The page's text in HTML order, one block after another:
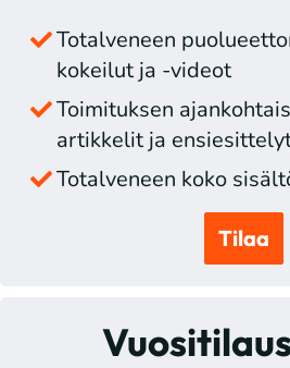
Totalveneen
kokeilut ja -videot
Toimituksen
artikkelit ja
Totalveneen koko
Tilaa